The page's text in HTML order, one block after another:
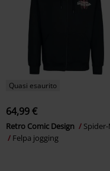
Quasi esaurito
64,99 €
Retro Comic Design
Felpa jogging